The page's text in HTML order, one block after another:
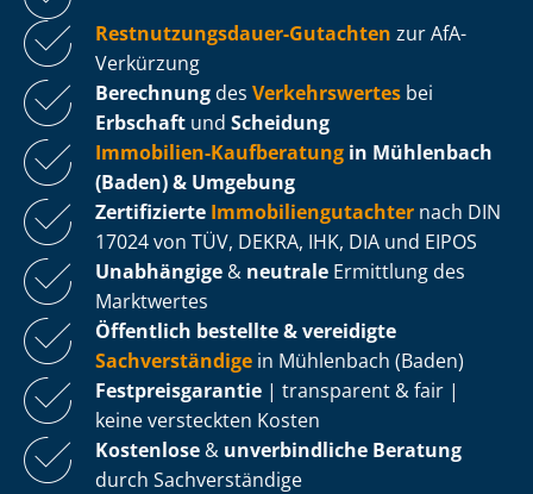
Rest­nut­zungs­dau­er-Gutachten zur AfA-
Verkürzung
Berechnung des Verkehrswertes bei
Erbschaft und Scheidung
Immobilien-Kaufberatung in Mühlenbach
(Baden) & Umgebung
Zertifizierte Im­mo­bi­li­en­gut­ach­ter nach DIN
17024 von TÜV, DEKRA, IHK, DIA und EIPOS
Unabhängige & neutrale Ermittlung des
Marktwertes
Öffentlich bestellte & vereidigte
Sachverständige in Mühlenbach (Baden)
Fest­preis­ga­ran­tie | transparent & fair |
keine versteckten Kosten
Kostenlose & unverbindliche Beratung
durch Sachverständige